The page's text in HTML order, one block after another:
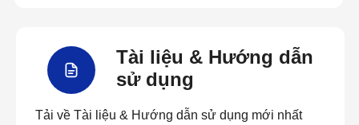
Tài liệu & Hướng dẫn
sử dụng
Tải về Tài liệu & Hướng dẫn sử dụng mới nhất